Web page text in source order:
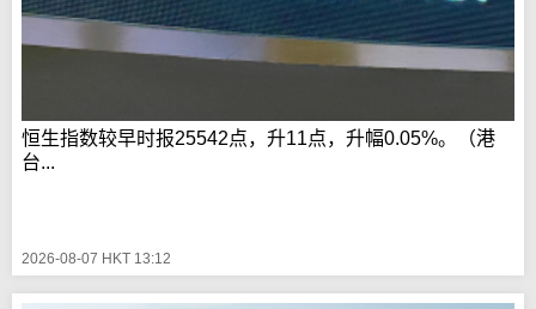
恒生指数较早时报25542点，升11点，升幅0.05%。（港
台...
2026-08-07 HKT 13:12